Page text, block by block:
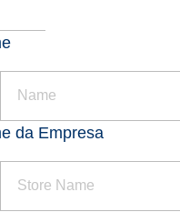
da Empresa